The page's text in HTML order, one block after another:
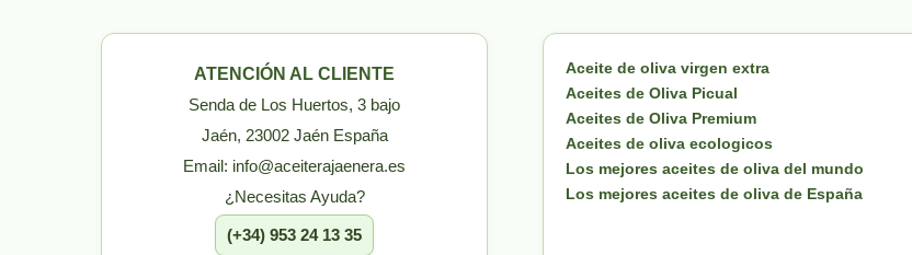
ATENCIÓN AL CLIENTE
Senda de Los Huertos, 3 bajo
Jaén, 23002 Jaén España
Email: info@aceiterajaenera.es
¿Necesitas Ayuda?
(+34) 953 24 13 35
Aceite de oliva virgen extra
Aceites de Oliva Picual
Aceites de Oliva Premium
Aceites de oliva ecologicos
Los mejores aceites de oliva del mundo
Los mejores aceites de oliva de España